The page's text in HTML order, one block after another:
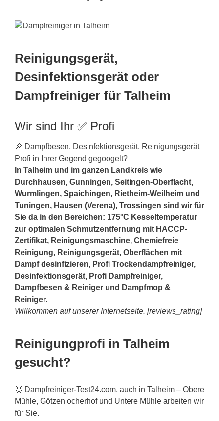
Reinigungsgerät,
Desinfektionsgerät oder
Dampfreiniger für Talheim
Wir sind Ihr ✅ Profi
🔎 Dampfbesen, Desinfektionsgerät, Reinigungsgerät
Profi in Ihrer Gegend gegoogelt?
In Talheim und im ganzen Landkreis wie
Durchhausen, Gunningen, Seitingen-Oberflacht,
Wurmlingen, Spaichingen, Rietheim-Weilheim und
Tuningen, Hausen (Verena), Trossingen sind wir für
Sie da in den Bereichen: 175°C Kesseltemperatur
zur optimalen Schmutzentfernung mit HACCP-
Zertifikat, Reinigungsmaschine, Chemiefreie
Reinigung, Reinigungsgerät, Oberflächen mit
Dampf desinfizieren, Profi Trockendampfreiniger,
Desinfektionsgerät, Profi Dampfreiniger,
Dampfbesen & Reiniger und Dampfmop &
Reiniger.
Willkommen auf unserer Internetseite. [reviews_rating]
Reinigungprofi in Talheim
gesucht?
🥇 Dampfreiniger-Test24.com, auch in Talheim – Obere
Mühle, Götzenlocherhof und Untere Mühle arbeiten wir
für Sie.